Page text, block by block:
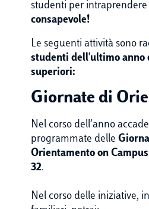
studenti per
consapevole!
Le seguenti attività sono
studenti dell'ultimo anno
superiori:
Giornate di
Nel corso dell’anno
programmate delle
Orientamento on
32.
Nel corso delle iniziative,